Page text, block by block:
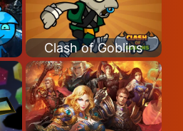
Clash of Goblins